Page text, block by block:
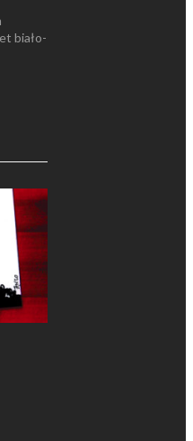
biało-